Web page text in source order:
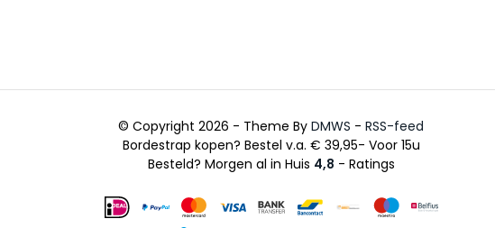
© Copyright 2026 - Theme ByDMWS -RSS-feed
Bordestrap kopen? Bestel v.a. € 39,95- Voor 15u
Besteld? Morgen al in Huis 4,8 - Ratings